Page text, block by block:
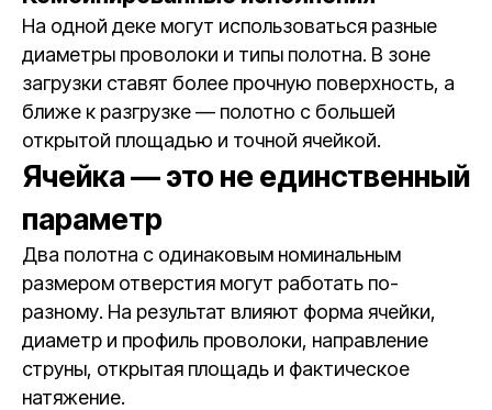
На одной деке могут использоваться разные
диаметры проволоки и типы полотна. В зоне
загрузки ставят более прочную поверхность, а
ближе к разгрузке — полотно с большей
открытой площадью и точной ячейкой.
Ячейка — это не единственный
параметр
Два полотна с одинаковым номинальным
размером отверстия могут работать по-
разному. На результат влияют форма ячейки,
диаметр и профиль проволоки, направление
струны, открытая площадь и фактическое
натяжение.